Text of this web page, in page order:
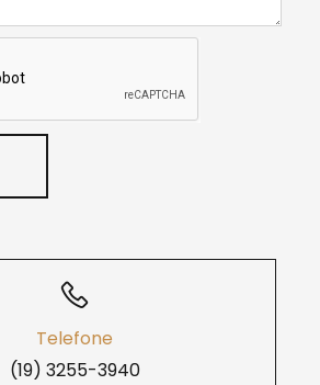
Telefone
(19) 3255-3940